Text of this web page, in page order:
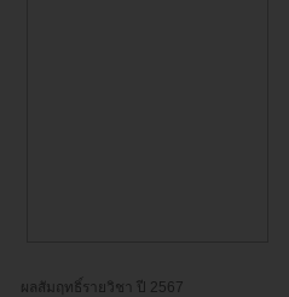
ผลสัมฤทธิ์รายวิชา ปี 2567